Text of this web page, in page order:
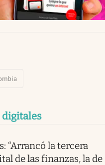
“Arrancó la tercera
de las finanzas, la de